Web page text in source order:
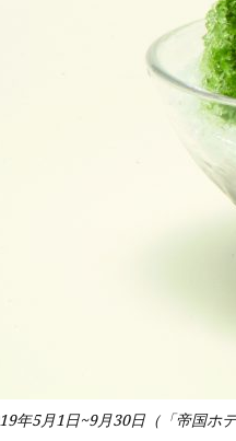
年5月1日~9月30日（「帝国ホ